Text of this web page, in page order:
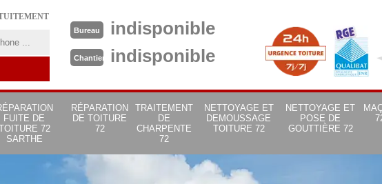
Bureau indisponible
Chantier indisponible
FUITE DE
72
SARTHE
RÉPARATION
DE TOITURE
72
TRAITEMENT
DE
CHARPENTE
72
NETTOYAGE ET
DEMOUSSAGE
TOITURE 72
NETTOYAGE ET
POSE DE
GOUTTIÈRE 72